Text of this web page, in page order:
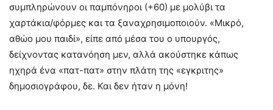
συμπληρώνουν οι παμπόνηροι (+60) με μολύβι τα
χαρτάκια/φόρμες και τα ξαναχρησιμοποιούν. «Μικρό,
αθώο μου παιδί», είπε από μέσα του ο υπουργός,
δείχνοντας κατανόηση μεν, αλλά ακούστηκε κάπως
ηχηρά ένα «πατ-πατ» στην πλάτη της «εγκριτης»
δημοσιογράφου, δε. Και δεν ήταν η μόνη!